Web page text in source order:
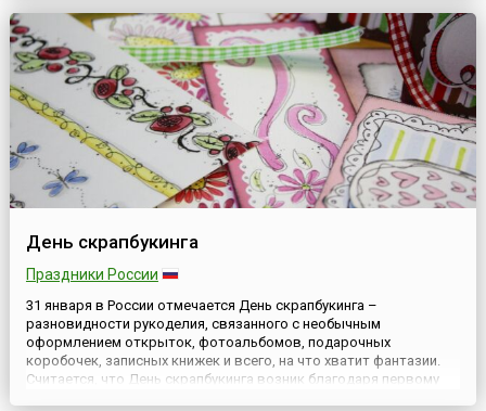
Между...
День скрапбукинга
Праздники России
31 января в России отмечается День скрапбукинга –
разновидности рукоделия, связанного с необычным
оформлением открыток, фотоальбомов, подарочных
коробочек, записных книжек и всего, на что хватит фантазии.
Считается, что День скрапбукинга возник благодаря первому